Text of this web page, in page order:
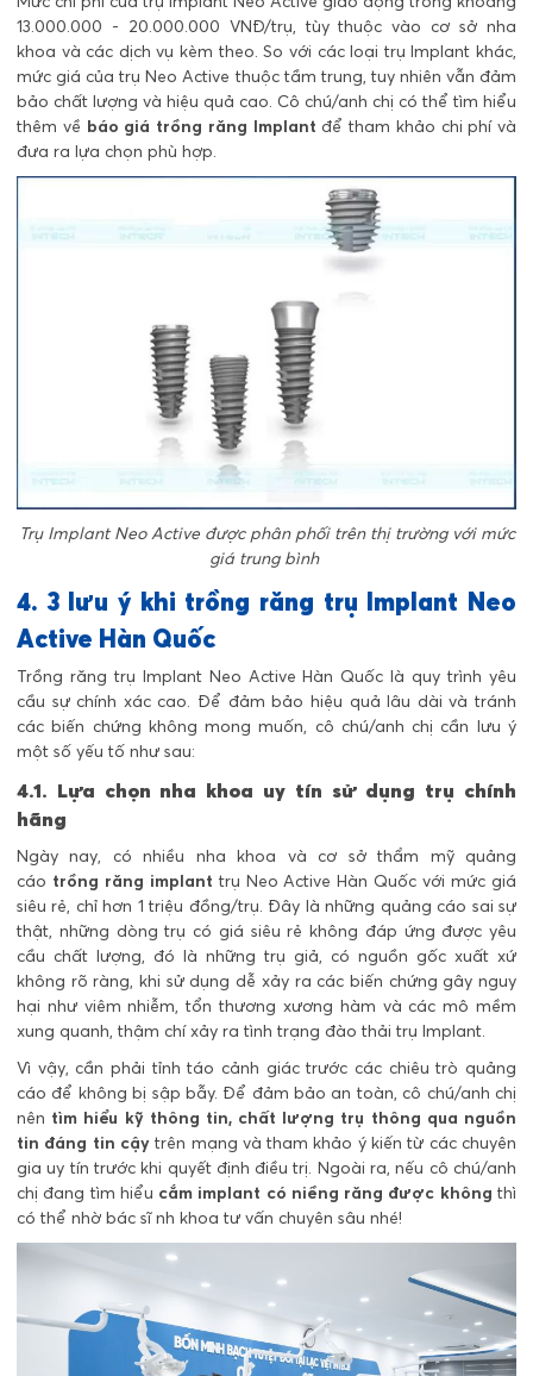
13.000.000 - 20.000.000 VNĐ/trụ, tùy thuộc vào cơ sở nha
khoa và các dịch vụ kèm theo. So với các loại trụ Implant khác,
mức giá của trụ Neo Active thuộc tầm trung, tuy nhiên vẫn đảm
bảo chất lượng và hiệu quả cao. Cô chú/anh chị có thể tìm hiểu
thêm về báo giá trồng răng Implant để tham khảo chi phí và
đưa ra lựa chọn phù hợp.
Trụ Implant Neo Active được phân phối trên thị trường với mức
giá trung bình
4. 3 lưu ý khi trồng răng trụ Implant Neo
Active Hàn Quốc
Trồng răng trụ Implant Neo Active Hàn Quốc là quy trình yêu
cầu sự chính xác cao. Để đảm bảo hiệu quả lâu dài và tránh
các biến chứng không mong muốn, cô chú/anh chị cần lưu ý
một số yếu tố như sau:
4.1. Lựa chọn nha khoa uy tín sử dụng trụ chính
hãng
Ngày nay, có nhiều nha khoa và cơ sở thẩm mỹ quảng
cáo trồng răng implant trụ Neo Active Hàn Quốc với mức giá
siêu rẻ, chỉ hơn 1 triệu đồng/trụ. Đây là những quảng cáo sai sự
thật, những dòng trụ có giá siêu rẻ không đáp ứng được yêu
cầu chất lượng, đó là những trụ giả, có nguồn gốc xuất xứ
không rõ ràng, khi sử dụng dễ xảy ra các biến chứng gây nguy
hại như viêm nhiễm, tổn thương xương hàm và các mô mềm
xung quanh, thậm chí xảy ra tình trạng đào thải trụ Implant.
Vì vậy, cần phải tỉnh táo cảnh giác trước các chiêu trò quảng
cáo để không bị sập bẫy. Để đảm bảo an toàn, cô chú/anh chị
nên tìm hiểu kỹ thông tin, chất lượng trụ thông qua nguồn
tin đáng tin cậytrên mạng và tham khảo ý kiến từ các chuyên
gia uy tín trước khi quyết định điều trị. Ngoài ra, nếu cô chú/anh
chị đang tìm hiểu cắm implant có niềng răng được không thì
có thể nhờ bác sĩ nh khoa tư vấn chuyên sâu nhé!